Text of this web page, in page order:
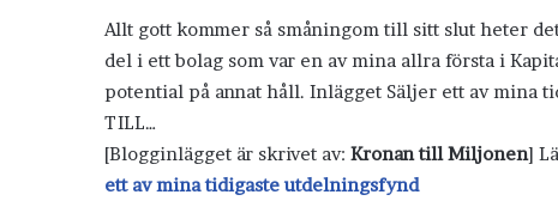
Allt gott kommer så småningom till sitt slut heter
del i ett bolag som var en av mina allra första i
potential på annat håll. Inlägget Säljer ett av mina
TILL…
[Blogginlägget är skrivet av: Kronan till Miljonen]
ett av mina tidigaste utdelningsfynd